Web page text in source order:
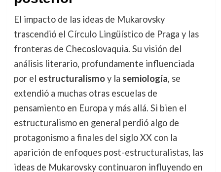
El impacto de las ideas de Mukarovsky
trascendió el Círculo Lingüístico de Praga y las
fronteras de Checoslovaquia. Su visión del
análisis literario, profundamente influenciada
por el estructuralismoy la semiología, se
extendió a muchas otras escuelas de
pensamiento en Europa y más allá. Si bien el
estructuralismo en general perdió algo de
protagonismo a finales del siglo XX con la
aparición de enfoques post-estructuralistas, las
ideas de Mukarovsky continuaron influyendo en